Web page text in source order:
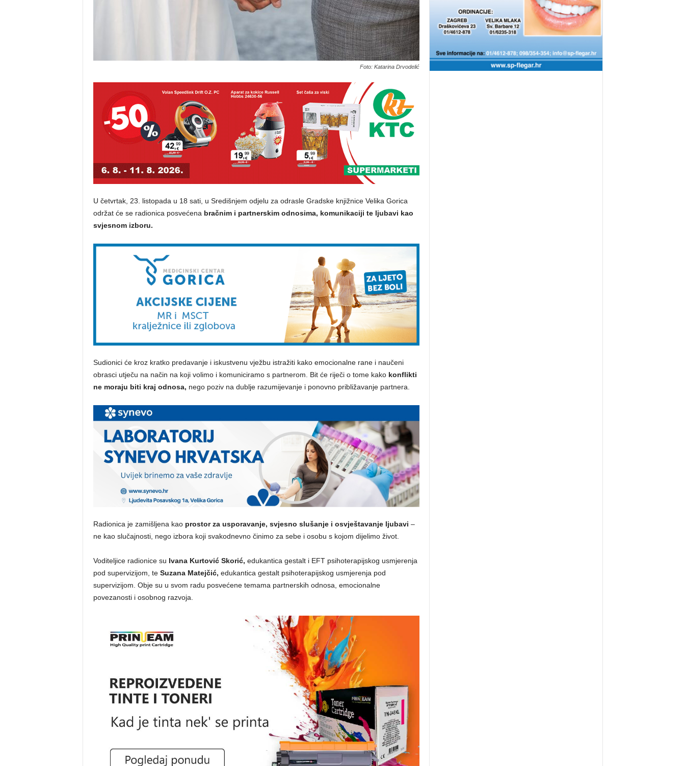
Foto: Katarina Drvodelić
U četvrtak, 23. listopada u 18 sati, u Središnjem odjelu za odrasle Gradske knjižnice Velika Gorica
održat će se radionica posvećena bračnim i partnerskim odnosima, komunikaciji te ljubavi kao
svjesnom izboru.
Sudionici će kroz kratko predavanje i iskustvenu vježbu istražiti kako emocionalne rane i naučeni
obrasci utječu na način na koji volimo i komuniciramo s partnerom. Bit će riječi o tome kako konflikti
ne moraju biti kraj odnosa, nego poziv na dublje razumijevanje i ponovno približavanje partnera.
Radionica je zamišljena kaoprostor za usporavanje, svjesno slušanje i osvještavanje ljubavi –
ne kao slučajnosti, nego izbora koji svakodnevno činimo za sebe i osobu s kojom dijelimo život.
Voditeljice radionice su Ivana Kurtović Skorić, edukantica gestalt i EFT psihoterapijskog usmjerenja
pod supervizijom, teSuzana Matejčić, edukantica gestalt psihoterapijskog usmjerenja pod
supervizijom. Obje su u svom radu posvećene temama partnerskih odnosa, emocionalne
povezanosti i osobnog razvoja.